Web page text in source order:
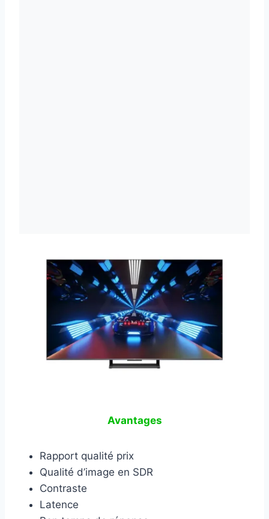
Avantages
Rapport qualité prix
Qualité d’image en SDR
Contraste
Latence